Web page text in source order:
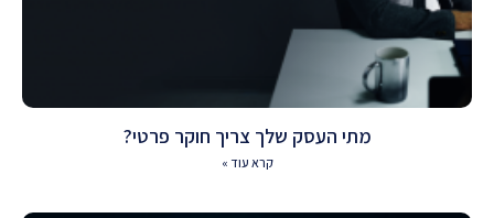
מתי העסק שלך צריך חוקר פרטי?
קרא עוד »